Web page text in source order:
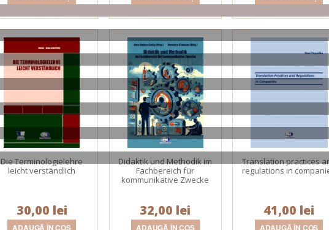
Die Terminologielehre
leicht verständlich
30,00 lei
Didaktik und Methodik im
Fachbereich für
kommunikative Zwecke
32,00 lei
Translation practices
regulations in
41,00 lei